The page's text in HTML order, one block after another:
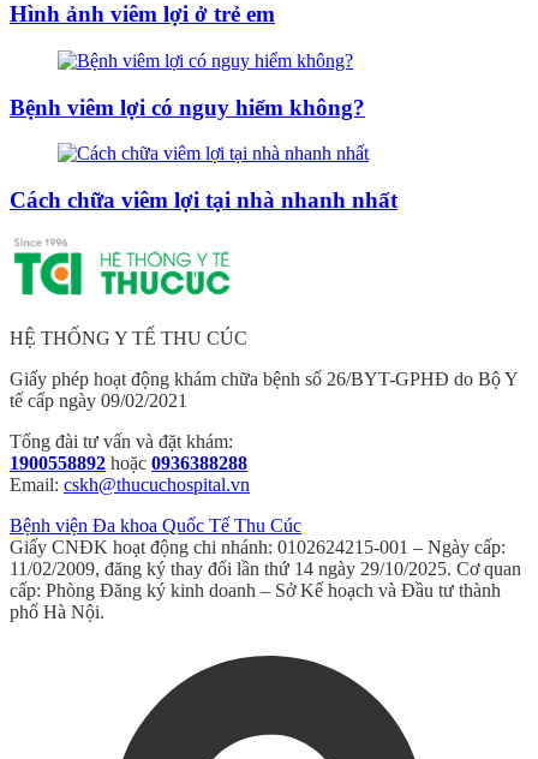
Hình ảnh viêm lợi ở trẻ em
Bệnh viêm lợi có nguy hiểm không?
Cách chữa viêm lợi tại nhà nhanh nhất
HỆ THỐNG Y TẾ THU CÚC
Giấy phép hoạt động khám chữa bệnh số 26/BYT-GPHĐ do Bộ Y
tế cấp ngày 09/02/2021
Tổng đài tư vấn và đặt khám:
1900558892 hoặc 0936388288
Email: cskh@thucuchospital.vn
Bệnh viện Đa khoa Quốc Tế Thu Cúc
Giấy CNĐK hoạt động chi nhánh: 0102624215-001 – Ngày cấp:
11/02/2009, đăng ký thay đổi lần thứ 14 ngày 29/10/2025. Cơ quan
cấp: Phòng Đăng ký kinh doanh – Sở Kế hoạch và Đầu tư thành
phố Hà Nội.